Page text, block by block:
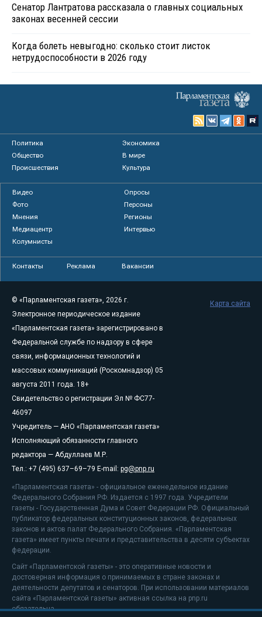
Сенатор Лантратова рассказала о главных социальных
законах весенней сессии
Когда болеть невыгодно: сколько стоит листок
нетрудоспособности в 2026 году
Политика
Экономика
Общество
В мире
Происшествия
Культура
Видео
Опросы
Фото
Персоны
Мнения
Регионы
Медиацентр
Интервью
Колумнисты
Контакты Реклама Вакансии
© «Парламентская газета», 2026 г.
Электронное периодическое издание
«Парламентская газета» зарегистрировано в
Федеральной службе по надзору в сфере
связи, информационных технологий и
массовых коммуникаций (Роскомнадзор) 05
августа 2011 года. 18+
Свидетельство о регистрации Эл № ФС77-
46097
Учредитель — АНО «Парламентская газета»
Исполняющий обязанности главного
редактора — Абдуллаев М.Р.
Тел.: +7 (495) 637–69–79 E-mail: pg@pnp.ru
«Парламентская газета» - официальное еженедельное издание
Федерального Собрания РФ. Издается с 1997 года. Учредители
газеты - Государственная Дума и Совет Федерации РФ. Официальный
публикатор федеральных конституционных законов, федеральных
законов и актов палат Федерального Собрания. «Парламентская
газета» имеет пункты печати и представительства в десяти субъектах
федерации.
Сайт «Парламентской газеты» - это оперативные новости и
достоверная информация о принимаемых в стране законах и
деятельности депутатов и сенаторов. При использовании материалов
сайта «Парламентской газеты» активная ссылка на pnp.ru
обязательна.
Карта сайта